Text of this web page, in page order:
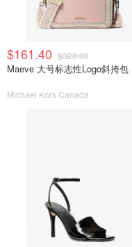
$161.40 $328.00
Maeve 大号标志性Logo斜挎包
Michael Kors Canada